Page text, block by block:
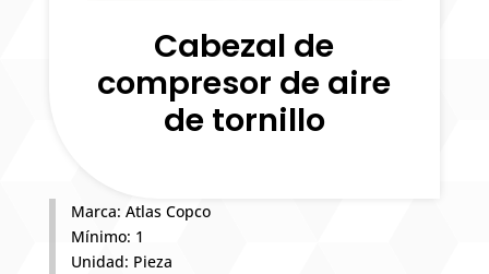
Cabezal de
compresor de aire
de tornillo
Marca: Atlas Copco
Mínimo: 1
Unidad: Pieza